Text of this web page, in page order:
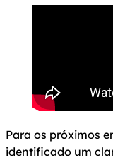
Para os próximos
identificado um